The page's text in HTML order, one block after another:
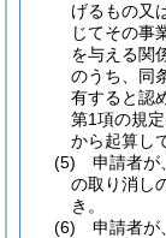
げるもの又
じてその事
を与える関
のうち、同
有すると認
第1項の規
から起算し
(5)
申請者が、
の取り消し
き。
(6)
申請者が